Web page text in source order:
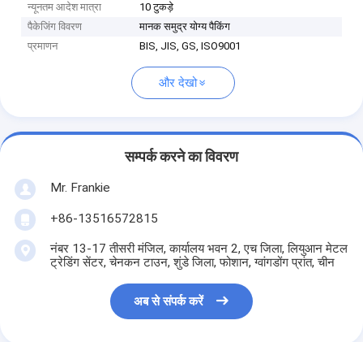
न्यूनतम आदेश मात्रा
10 टुकड़े
पैकेजिंग विवरण
मानक समुद्र योग्य पैकिंग
प्रमाणन
BIS, JIS, GS, ISO9001
और देखो
सम्पर्क करने का विवरण
Mr. Frankie
+86-13516572815
नंबर 13-17 तीसरी मंजिल, कार्यालय भवन 2, एच जिला, लियुआन मेटल
ट्रेडिंग सेंटर, चेनकन टाउन, शुंडे जिला, फोशान, ग्वांगडोंग प्रांत, चीन
अब से संपर्क करें